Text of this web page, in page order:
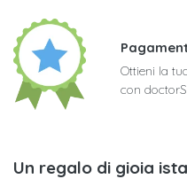
Ottieni la
con
Un regalo di gioia